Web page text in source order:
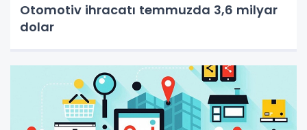
Otomotiv ihracatı temmuzda 3,6 milyar
dolar